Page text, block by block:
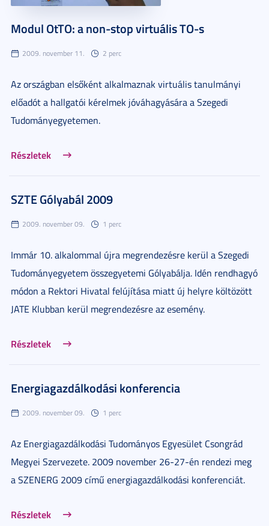
Modul OtTO: a non-stop virtuális TO-s
2009. november 11. 2 perc
Az országban elsőként alkalmaznak virtuális tanulmányi
előadót a hallgatói kérelmek jóváhagyására a Szegedi
Tudományegyetemen.
Részletek
SZTE Gólyabál 2009
2009. november 09. 1 perc
Immár 10. alkalommal újra megrendezésre kerül a Szegedi
Tudományegyetem összegyetemi Gólyabálja. Idén rendhagyó
módon a Rektori Hivatal felújítása miatt új helyre költözött
JATE Klubban kerül megrendezésre az esemény.
Részletek
Energiagazdálkodási konferencia
2009. november 09. 1 perc
Az Energiagazdálkodási Tudományos Egyesület Csongrád
Megyei Szervezete. 2009 november 26-27-én rendezi meg
a SZENERG 2009 című energiagazdálkodási konferenciát.
Részletek